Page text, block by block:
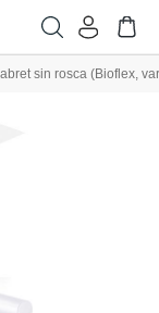
sin rosca (Bioflex,